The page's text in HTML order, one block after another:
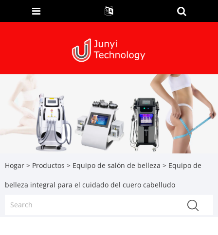
Hogar > Productos > Equipo de salón de belleza > Equipo de
belleza integral para el cuidado del cuero cabelludo